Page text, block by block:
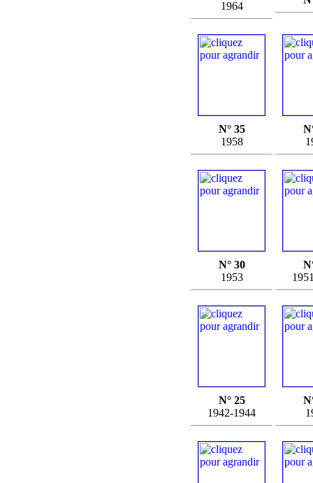
1964
N° 35
1958
N° 30
1953
N° 25
1942-1944